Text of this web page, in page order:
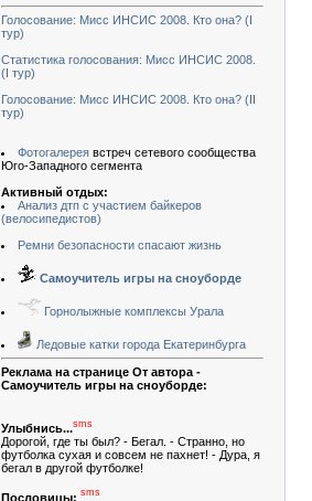
Голосование: Мисс ИНСИС 2008. Кто она? (I
тур)
Статистика голосования: Мисс ИНСИС 2008.
(I тур)
Голосование: Мисс ИНСИС 2008. Кто она? (II
тур)
Фотогалереявстреч сетевого сообщества
Юго-Западного сегмента
Активный отдых:
Анализ дтп с участием байкеров
(велосипедистов)
Ремни безопасности спасают жизнь
Самоучитель игры на сноуборде
Горнолыжные комплексы Урала
Ледовые катки города Екатеринбурга
Реклама на странице От автора -
Самоучитель игры на сноуборде:
Улыбнись...sms
Дорогой, где ты был? - Бегал. - Странно, но
футболка сухая и совсем не пахнет! - Дура, я
бегал в другой футболке!
Пословицы: sms